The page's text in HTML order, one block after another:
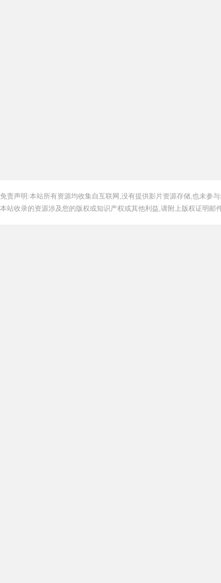
免责声明:本站所有资源均收集自互联网,没有提供影片资源存储,也未参
本站收录的资源涉及您的版权或知识产权或其他利益,请附上版权证明